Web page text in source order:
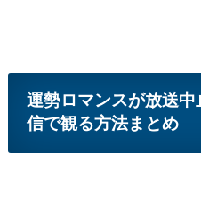
運勢ロマンスが放送
信で観る方法まとめ